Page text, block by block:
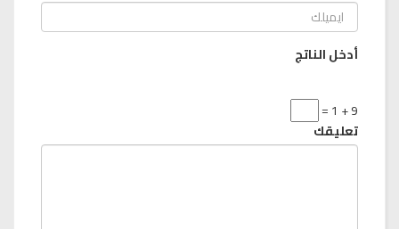
أدخل الناتج
9 + 1 =
تعليقك